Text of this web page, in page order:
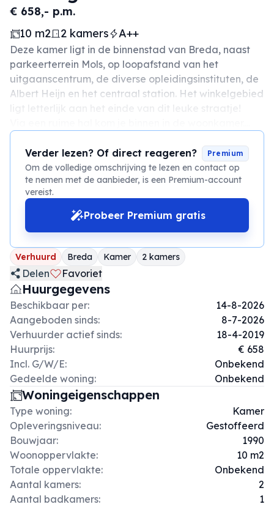
€ 658,- p.m.
10 m2
2 kamers A++
Deze kamer ligt in de binnenstad van Breda, naast
parkeerterrein Mols, op loopafstand van het
uitgaanscentrum, de diverse opleidingsinstituten, de
Albert Heijn en het centraal station. Het winkelgebied
Verder lezen? Of direct reageren? Premium
Om de volledige omschrijving te lezen en contact op
te nemen met de aanbieder, is een Premium-account
vereist.
Probeer Premium gratis
Verhuurd Breda Kamer 2 kamers
Delen Favoriet
Huurgegevens
Beschikbaar per:
14-8-2026
Aangeboden sinds:
8-7-2026
Verhuurder actief sinds:
18-4-2019
Huurprijs:
€ 658
Incl. G/W/E:
Onbekend
Gedeelde woning:
Onbekend
Woningeigenschappen
Type woning:
Kamer
Opleveringsniveau:
Gestoffeerd
Bouwjaar:
1990
Woonoppervlakte:
10 m2
Totale oppervlakte:
Onbekend
Aantal kamers:
2
Aantal badkamers:
1